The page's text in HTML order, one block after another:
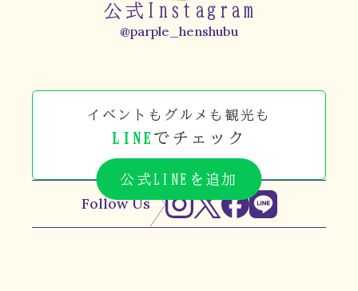
公式Instagram
@parple_henshubu
イベントもグルメも観光も
LINE でチェック
公式LINEを追加
Follow Us